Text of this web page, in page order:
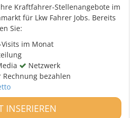
Kraftfahrer-Stellenangebote im
für Lkw Fahrer Jobs. Bereits
Sie:
im Monat
Netzwerk
bezahlen
INSERIEREN